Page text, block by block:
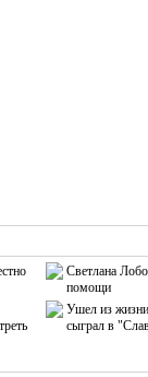
Светлана
помощи
Ушел из жизни
сыграл в